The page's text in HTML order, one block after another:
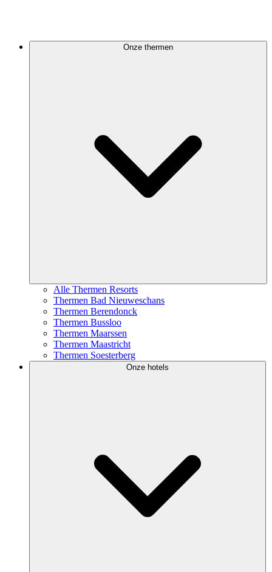
Onze thermen
Alle Thermen Resorts
Thermen Bad Nieuweschans
Thermen Berendonck
Thermen Bussloo
Thermen Maarssen
Thermen Maastricht
Thermen Soesterberg
Onze hotels